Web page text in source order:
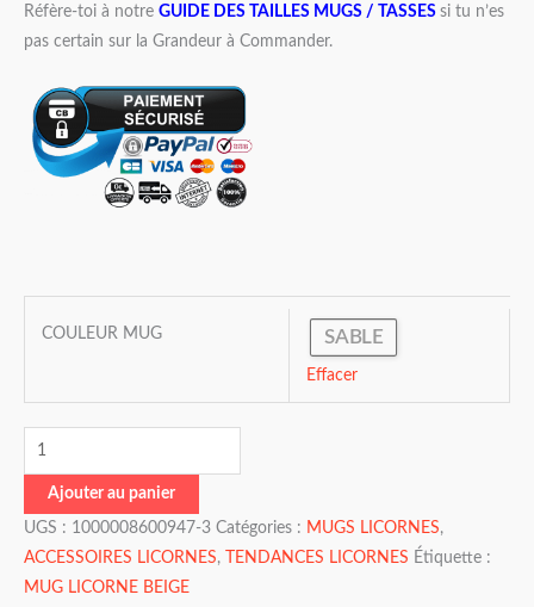
Réfère-toi à notre GUIDE DES TAILLES MUGS / TASSES si tu n’es
pas certain sur la Grandeur à Commander.
COULEUR MUG SABLE
Effacer
Ajouter au panier
UGS : 1000008600947-3 Catégories : MUGS LICORNES,
ACCESSOIRES LICORNES, TENDANCES LICORNES Étiquette :
MUG LICORNE BEIGE